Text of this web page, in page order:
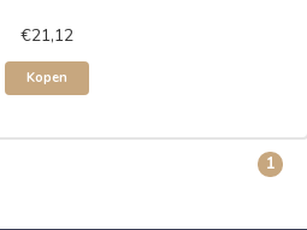
€21,12
Kopen
1